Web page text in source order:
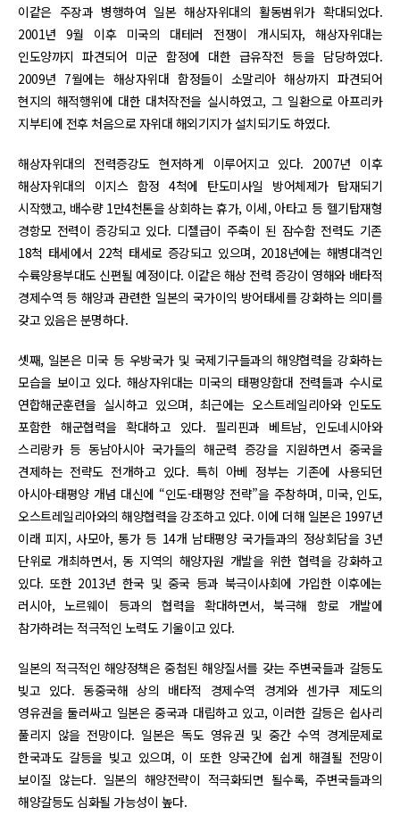
이같은 주장과 병행하여 일본 해상자위대의 활동범위가 확대되었다.
2001년 9월 이후 미국의 대테러 전쟁이 개시되자, 해상자위대는
인도양까지 파견되어 미군 함정에 대한 급유작전 등을 담당하였다.
2009년 7월에는 해상자위대 함정들이 소말리아 해상까지 파견되어
현지의 해적행위에 대한 대처작전을 실시하였고, 그 일환으로 아프리카
지부티에 전후 처음으로 자위대 해외기지가 설치되기도 하였다.
해상자위대의 전력증강도 현저하게 이루어지고 있다. 2007년 이후
해상자위대의 이지스 함정 4척에 탄도미사일 방어체제가 탑재되기
시작했고, 배수량 1만4천톤을 상회하는 휴가, 이세, 아타고 등 헬기탑재형
경항모 전력이 증강되고 있다. 디젤급이 주축이 된 잠수함 전력도 기존
18척 태세에서 22척 태세로 증강되고 있으며, 2018년에는 해병대격인
수륙양용부대도 신편될 예정이다. 이같은 해상 전력 증강이 영해와 배타적
경제수역 등 해양과 관련한 일본의 국가이익 방어태세를 강화하는 의미를
갖고 있음은 분명하다.
셋째, 일본은 미국 등 우방국가 및 국제기구들과의 해양협력을 강화하는
모습을 보이고 있다. 해상자위대는 미국의 태평양함대 전력들과 수시로
연합해군훈련을 실시하고 있으며, 최근에는 오스트레일리아와 인도도
포함한 해군협력을 확대하고 있다. 필리핀과 베트남, 인도네시아와
스리랑카 등 동남아시아 국가들의 해군력 증강을 지원하면서 중국을
견제하는 전략도 전개하고 있다. 특히 아베 정부는 기존에 사용되던
아시아-태평양 개념 대신에 “인도-태평양 전략”을 주창하며, 미국, 인도,
오스트레일리아와의 해양협력을 강조하고 있다. 이에 더해 일본은 1997년
이래 피지, 사모아, 통가 등 14개 남태평양 국가들과의 정상회담을 3년
단위로 개최하면서, 동 지역의 해양자원 개발을 위한 협력을 강화하고
있다. 또한 2013년 한국 및 중국 등과 북극이사회에 가입한 이후에는
러시아, 노르웨이 등과의 협력을 확대하면서, 북극해 항로 개발에
참가하려는 적극적인 노력도 기울이고 있다.
일본의 적극적인 해양정책은 중첩된 해양질서를 갖는 주변국들과 갈등도
빚고 있다. 동중국해 상의 배타적 경제수역 경계와 센가쿠 제도의
영유권을 둘러싸고 일본은 중국과 대립하고 있고, 이러한 갈등은 쉽사리
풀리지 않을 전망이다. 일본은 독도 영유권 및 중간 수역 경계문제로
한국과도 갈등을 빚고 있으며, 이 또한 양국간에 쉽게 해결될 전망이
보이질 않는다. 일본의 해양전략이 적극화되면 될수록, 주변국들과의
해양갈등도 심화될 가능성이 높다.